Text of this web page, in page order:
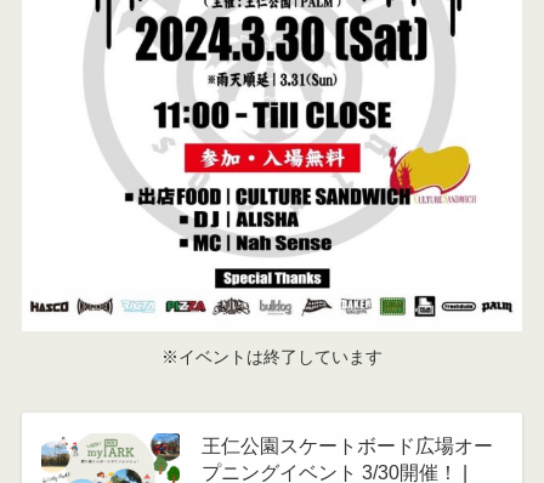
※イベントは終了しています
王仁公園スケートボード広場オー
プニングイベント 3/30開催！ |